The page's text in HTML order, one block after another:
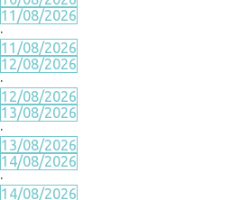
11/08/2026
·
11/08/2026
12/08/2026
·
12/08/2026
13/08/2026
·
13/08/2026
14/08/2026
·
14/08/2026